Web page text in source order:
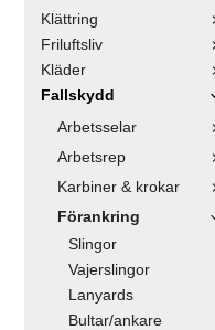
Klättring
Friluftsliv
Kläder
Fallskydd
Arbetsselar
Arbetsrep
Karbiner & krokar
Förankring
Slingor
Vajerslingor
Lanyards
Bultar/ankare